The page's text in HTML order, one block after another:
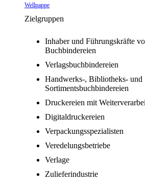
Wellpappe
Zielgruppen
Inhaber und Führungskräfte
Buchbindereien
Verlagsbuchbindereien
Handwerks-, Bibliotheks- und
Sortimentsbuchbindereien
Druckereien mit
Digitaldruckereien
Verpackungsspezialisten
Veredelungsbetriebe
Verlage
Zulieferindustrie